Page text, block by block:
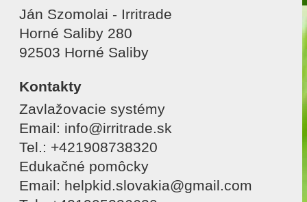
Ján Szomolai - Irritrade
Horné Saliby 280
92503 Horné Saliby
Kontakty
Zavlažovacie systémy
Email: info@irritrade.sk
Tel.: +421908738320
Edukačné pomôcky
Email: helpkid.slovakia@gmail.com